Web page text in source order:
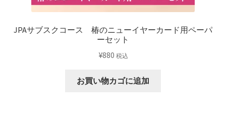
JPAサブスクコース 椿のニューイヤーカード用ペーパ
ーセット
¥880 税込
お買い物カゴに追加